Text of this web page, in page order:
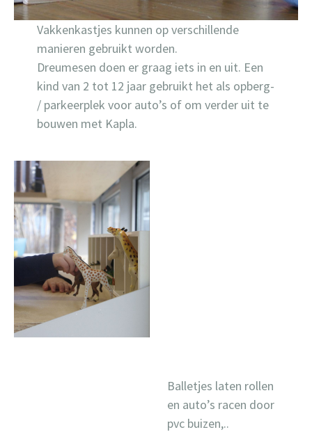
Vakkenkastjes kunnen op verschillende
manieren gebruikt worden.
Dreumesen doen er graag iets in en uit. Een
kind van 2 tot 12 jaar gebruikt het als opberg-
/ parkeerplek voor auto’s of om verder uit te
bouwen met Kapla.
Balletjes laten rollen
en auto’s racen door
pvc buizen,..